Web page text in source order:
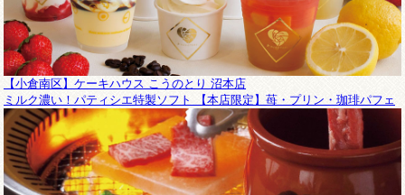
【小倉南区】ケーキハウス こうのとり 沼本店
ミルク濃い！パティシエ特製ソフト 【本店限定】苺・プリン・珈琲パフェ